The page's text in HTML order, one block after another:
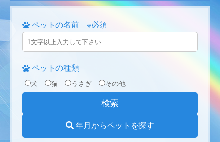
ペットの名前 ※必須
ペットの種類
犬 猫 うさぎ その他
年月からペットを探す